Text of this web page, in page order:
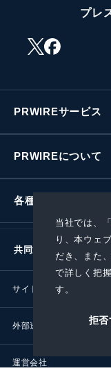
当社では、「
り、本ウェ
だき、また
で詳しく把
す。
拒否
プレ
PRWIREサービス
PRWIREについて
各種お問い合わせ
共同通信社グループ
サイトポリシー
外部送信ポリシー
運営会社